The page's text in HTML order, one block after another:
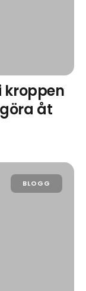
kroppen
åt
BLOGG